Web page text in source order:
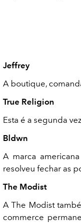
Jeffrey
A boutique,
True Religion
Esta é a segunda
Bldwn
A marca
resolveu fechar as
The Modist
A The Modist
commerce